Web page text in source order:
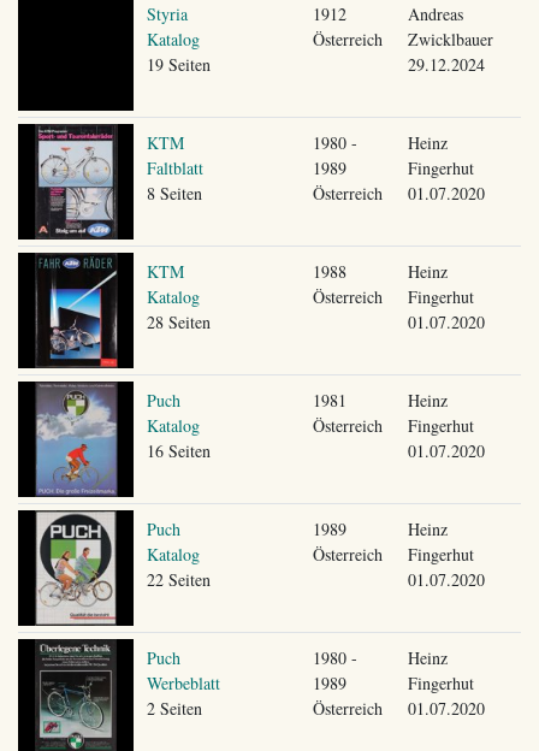
Styria
Katalog
19 Seiten
1912
Österreich
Andreas
Zwicklbauer
29.12.2024
KTM
Faltblatt
8 Seiten
1980 -
1989
Österreich
Heinz
Fingerhut
01.07.2020
KTM
Katalog
28 Seiten
1988
Österreich
Heinz
Fingerhut
01.07.2020
Puch
Katalog
16 Seiten
1981
Österreich
Heinz
Fingerhut
01.07.2020
Puch
Katalog
22 Seiten
1989
Österreich
Heinz
Fingerhut
01.07.2020
Puch
Werbeblatt
2 Seiten
1980 -
1989
Österreich
Heinz
Fingerhut
01.07.2020